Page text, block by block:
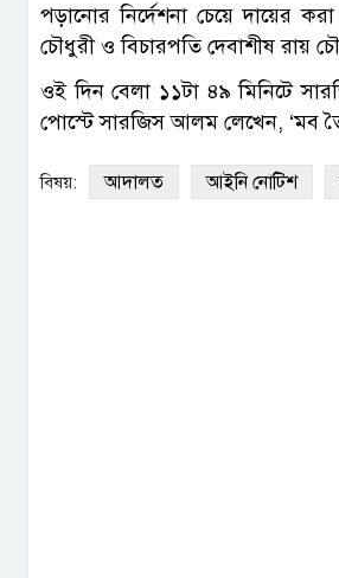
পড়ানোর নির্দেশনা চেয়ে দায়ের
চৌধুরী ও বিচারপতি দেবাশীষ রায়
ওই দিন বেলা ১১টা ৪৯ মিনিটে
পোস্টে সারজিস আলম লেখেন, ‘মব
বিষয়: আদালত আইনি নোটিশ